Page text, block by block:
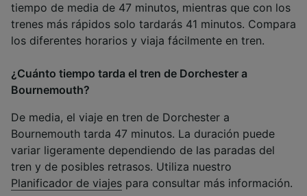
tiempo de media de 47 minutos, mientras que con los
trenes más rápidos solo tardarás 41 minutos. Compara
los diferentes horarios y viaja fácilmente en tren.
¿Cuánto tiempo tarda el tren de Dorchester a
Bournemouth?
De media, el viaje en tren de Dorchester a
Bournemouth tarda 47 minutos. La duración puede
variar ligeramente dependiendo de las paradas del
tren y de posibles retrasos. Utiliza nuestro
Planificador de viajes para consultar más información.